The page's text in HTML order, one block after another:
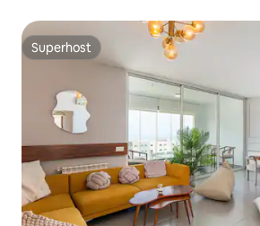
Superhost
Superhost